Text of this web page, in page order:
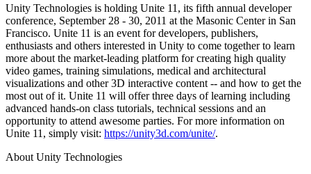
Unity Technologies is holding Unite 11, its fifth annual developer
conference, September 28 - 30, 2011 at the Masonic Center in San
Francisco. Unite 11 is an event for developers, publishers,
enthusiasts and others interested in Unity to come together to learn
more about the market-leading platform for creating high quality
video games, training simulations, medical and architectural
visualizations and other 3D interactive content -- and how to get the
most out of it. Unite 11 will offer three days of learning including
advanced hands-on class tutorials, technical sessions and an
opportunity to attend awesome parties. For more information on
Unite 11, simply visit: https://unity3d.com/unite/.
About Unity Technologies